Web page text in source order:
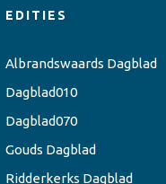
EDITIES
Albrandswaards Dagblad
Dagblad010
Dagblad070
Gouds Dagblad
Ridderkerks Dagblad